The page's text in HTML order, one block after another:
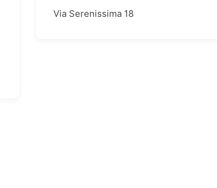
Via Serenissima 18